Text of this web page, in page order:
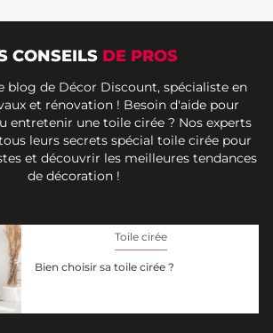
CONSEILS DE PROS
blog de Décor Discount, spécialiste en
et rénovation ! Besoin d'aide pour
entretenir une toile cirée ? Nos experts
leurs secrets spécial toile cirée pour
et découvrir les meilleures tendances
de décoration !
Toile cirée
Bien choisir sa toile cirée ?